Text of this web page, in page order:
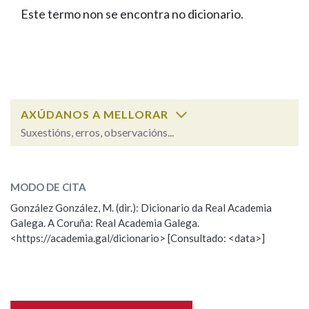
FIGURAS HOMENAXEADAS
PORTAL DAS PALABRAS
Facebook
TwitterYoutubeInstagram
Bluesky
BUSCAR NOS LEMAS
Remata por
BUSCAR NO CONTIDO
Nas definicións
Este termo non se encontra no dicionario.
AXÚDANOS A MELLORAR
Suxestións, erros, observacións...
Observación
Nome
MODO DE CITA
González González, M. (dir.): Dicionario da Real Academia
Galega. A Coruña: Real Academia Galega.
<https://academia.gal/dicionario> [Consultado: <data>]